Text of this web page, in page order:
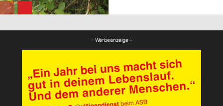
- Werbeanzeige -